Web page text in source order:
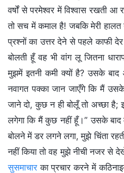
वर्षों से परमेश्वर में विश्वास रखती आ
तो सच में कमाल है! जबकि मेरी हालत
प्रश्नों का उत्तर देने से पहले काफी
बोलती हूँ वह भी वांग लू जितना
मुझमें इतनी कमी क्यों है? उसके बाद
नवागत पक्का जान जाएँगे कि मैं उसके
जाने दो, कुछ न ही बोलूँ तो अच्छा है;
लगेगा कि मैं कुछ नहीं हूँ।” उसके
बोलने में डर लगने लगा, मुझे चिंता
नहीं किया तो वह मुझे नीची नजर से
सुसमाचार का प्रचार करने में